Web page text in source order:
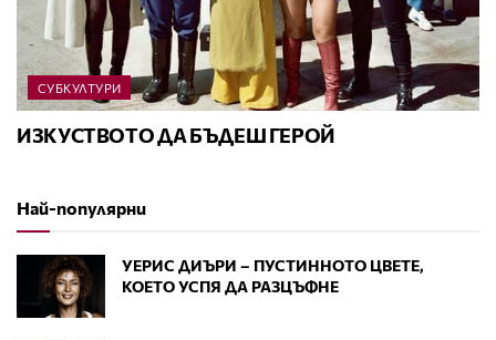
СУБКУЛТУРИ
ИЗКУСТВОТО ДА БЪДЕШ ГЕРОЙ
Най-популярни
УЕРИС ДИЪРИ – ПУСТИННОТО ЦВЕТЕ,
КОЕТО УСПЯ ДА РАЗЦЪФНЕ